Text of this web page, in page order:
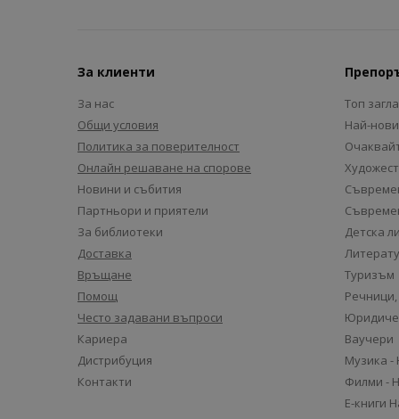
За клиенти
За нас
Общи условия
Политика за поверителност
Онлайн решаване на спорове
Новини и събития
Партньори и приятели
За библиотеки
Доставка
Връщане
Помощ
Често задавани въпроси
Кариера
Дистрибуция
Контакти
Топ
Най-
Детска
Туризъм
Ваучери
Музика -
Филми -
Е-книги